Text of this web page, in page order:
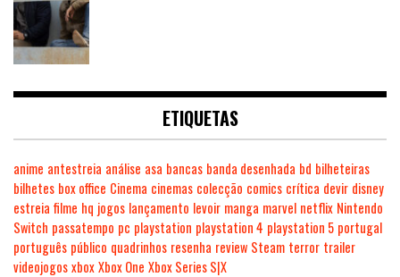
ETIQUETAS
anime antestreia análise asa bancas banda desenhada bd bilheteiras
bilhetes box office Cinema cinemas colecção comics crítica devir disney
estreia filme hq jogos lançamento levoir manga marvel netflix Nintendo
Switch passatempo pc playstation playstation 4 playstation 5 portugal
português público quadrinhos resenha review Steam terror trailer
videojogosxboxXbox One Xbox Series S|X